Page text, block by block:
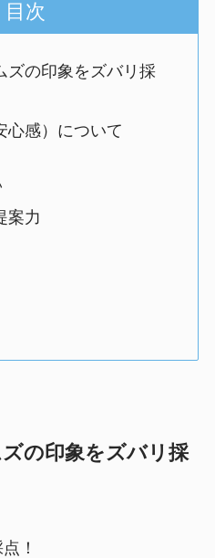
目次
ズの印象をズバリ採
心感）について
案力
の印象をズバリ採
！